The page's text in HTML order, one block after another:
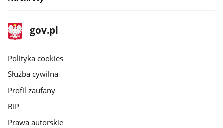
stopka
gov.pl
Strona
gov.pl
gov.pl
Polityka cookies
Służba cywilna
Profil zaufany
BIP
Prawa autorskie